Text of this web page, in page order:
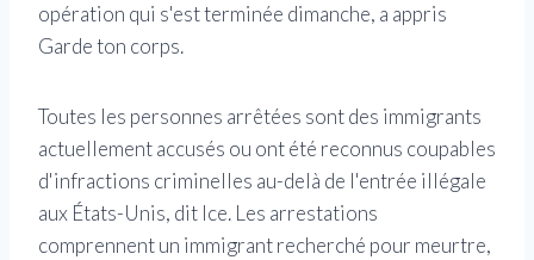
opération qui s'est terminée dimanche, a appris
Garde ton corps.
Toutes les personnes arrêtées sont des immigrants
actuellement accusés ou ont été reconnus coupables
d'infractions criminelles au-delà de l'entrée illégale
aux États-Unis, dit Ice. Les arrestations
comprennent un immigrant recherché pour meurtre,